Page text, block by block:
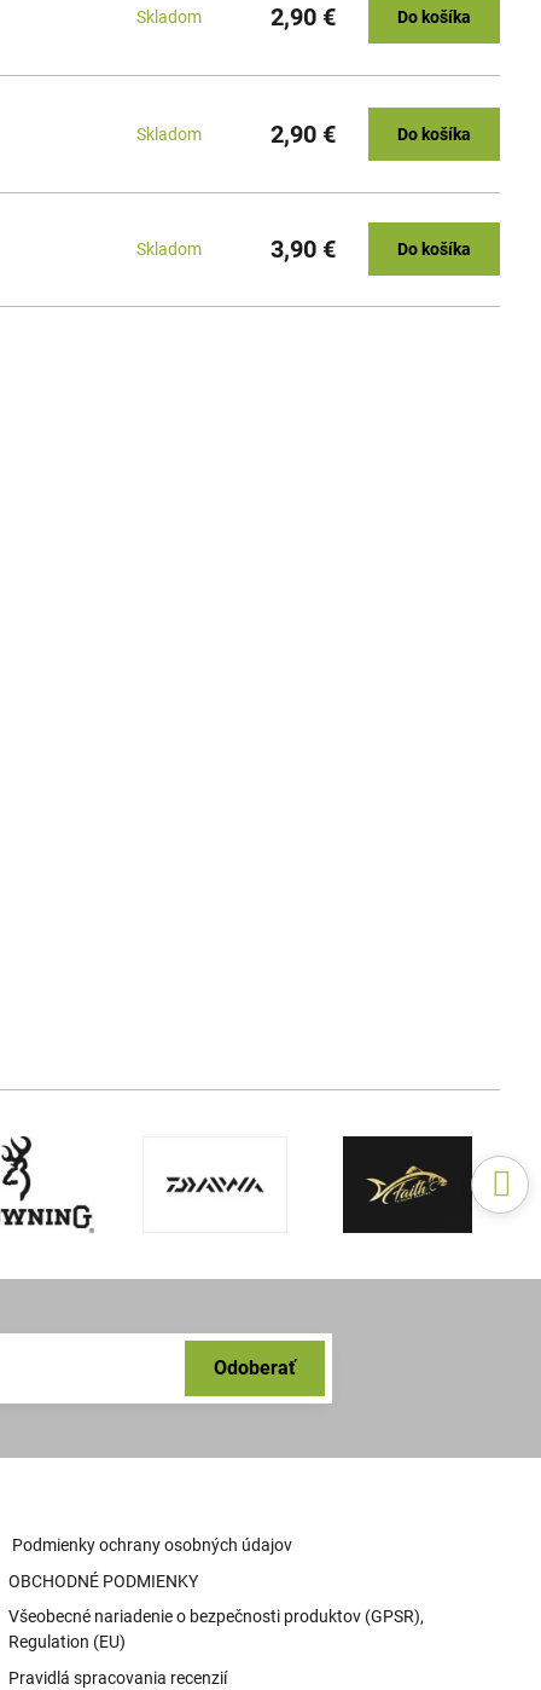
Skladom 2,90 € Do košíka
Skladom 2,90 € Do košíka
Skladom 3,90 € Do košíka
Odoberať
Podmienky ochrany osobných údajov
OBCHODNÉ PODMIENKY
Všeobecné nariadenie o bezpečnosti produktov (GPSR),
Regulation (EU)
Pravidlá spracovania recenzií